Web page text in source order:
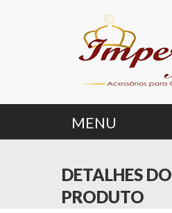
DETALHES DO
PRODUTO